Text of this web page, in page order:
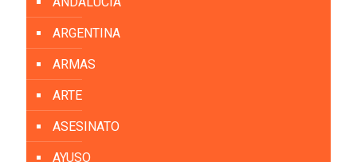
ARGENTINA
ARMAS
ARTE
ASESINATO
AYUSO